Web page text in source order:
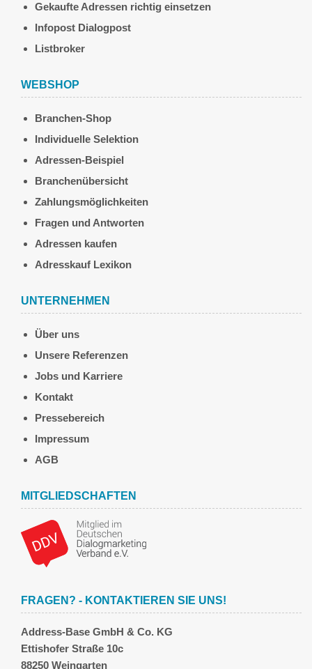
Gekaufte Adressen richtig einsetzen
Infopost Dialogpost
Listbroker
WEBSHOP
Branchen-Shop
Individuelle Selektion
Adressen-Beispiel
Branchenübersicht
Zahlungsmöglichkeiten
Fragen und Antworten
Adressen kaufen
Adresskauf Lexikon
UNTERNEHMEN
Über uns
Unsere Referenzen
Jobs und Karriere
Kontakt
Pressebereich
Impressum
AGB
MITGLIEDSCHAFTEN
FRAGEN? - KONTAKTIEREN SIE UNS!
Address-Base GmbH & Co. KG
Ettishofer Straße 10c
88250 Weingarten